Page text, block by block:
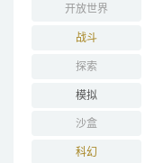
开放世界
战斗
探索
模拟
沙盒
科幻